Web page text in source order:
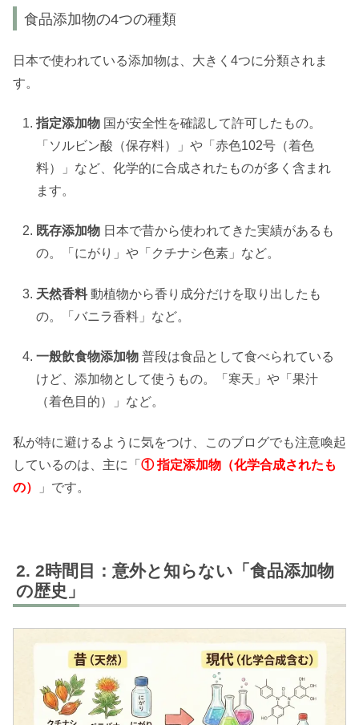
食品添加物の4つの種類
日本で使われている添加物は、大きく4つに分類されま
す。
指定添加物 国が安全性を確認して許可したもの。
「ソルビン酸（保存料）」や「赤色102号（着色
料）」など、化学的に合成されたものが多く含まれ
ます。
既存添加物 日本で昔から使われてきた実績があるも
の。「にがり」や「クチナシ色素」など。
天然香料動植物から香り成分だけを取り出したも
の。「バニラ香料」など。
一般飲食物添加物 普段は食品として食べられている
けど、添加物として使うもの。「寒天」や「果汁
（着色目的）」など。
私が特に避けるように気をつけ、このブログでも注意喚起
しているのは、主に「 ① 指定添加物（化学合成されたも
の）
」です。
2時間目：意外と知らない「食品添加物
の歴史」